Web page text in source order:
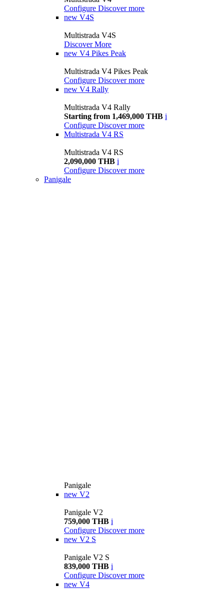
Configure Discover more
new V4S
Multistrada V4S
Discover More
new V4 Pikes Peak
Multistrada V4 Pikes Peak
Configure Discover more
new V4 Rally
Multistrada V4 Rally
Starting from 1,469,000 THB i
Configure Discover more
Multistrada V4 RS
Multistrada V4 RS
2,090,000 THB i
Configure Discover more
Panigale
Panigale
new V2
Panigale V2
759,000 THB i
Configure Discover more
new V2 S
Panigale V2 S
839,000 THB i
Configure Discover more
new V4